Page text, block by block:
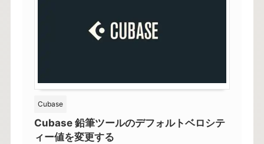
Cubase
Cubase 鉛筆ツールのデフォルトベロシテ
ィー値を変更する